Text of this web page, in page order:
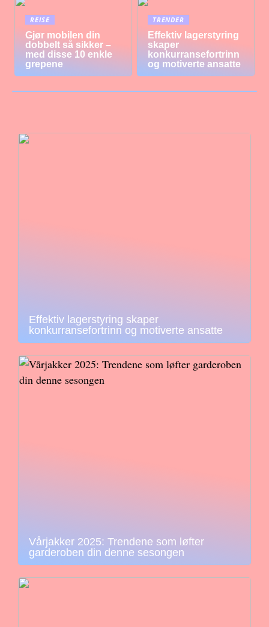
REISE
Gjør mobilen din
dobbelt så sikker –
med disse 10 enkle
grepene
TRENDER
Effektiv lagerstyring
skaper
konkurransefortrinn
og motiverte ansatte
Effektiv lagerstyring skaper
konkurransefortrinn og motiverte ansatte
Vårjakker 2025: Trendene som løfter
garderoben din denne sesongen